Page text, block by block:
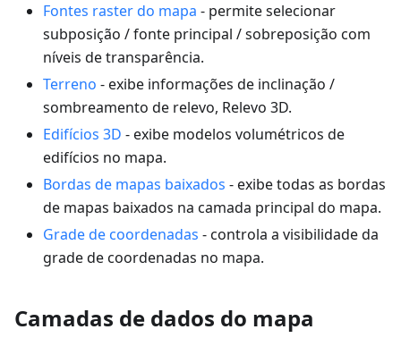
Fontes raster do mapa - permite selecionar
subposição / fonte principal / sobreposição com
níveis de transparência.
Terreno - exibe informações de inclinação /
sombreamento de relevo, Relevo 3D.
Edifícios 3D - exibe modelos volumétricos de
edifícios no mapa.
Bordas de mapas baixados - exibe todas as bordas
de mapas baixados na camada principal do mapa.
Grade de coordenadas - controla a visibilidade da
grade de coordenadas no mapa.
Camadas de dados do mapa